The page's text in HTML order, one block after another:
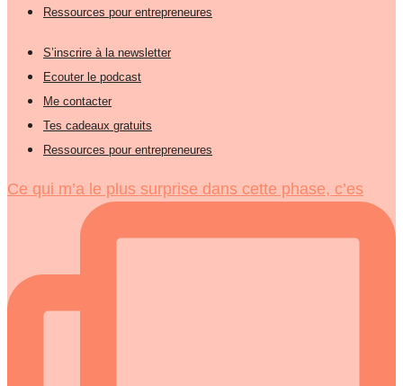
Ressources pour entrepreneures
S’inscrire à la newsletter
Ecouter le podcast
Me contacter
Tes cadeaux gratuits
Ressources pour entrepreneures
Ce qui m’a le plus surprise dans cette phase, c’es